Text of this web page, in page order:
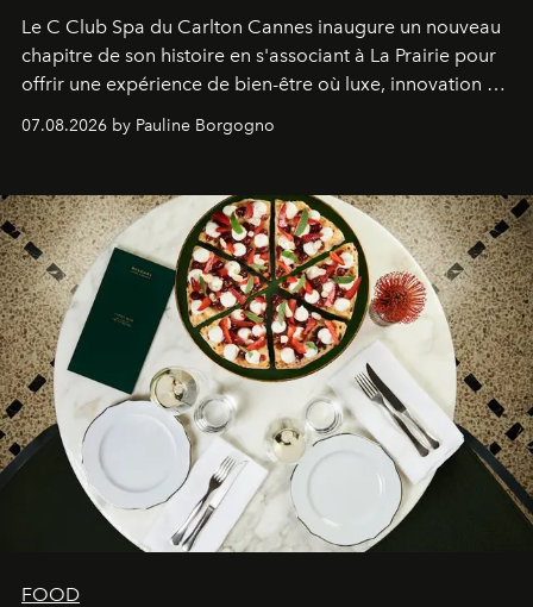
Le C Club Spa du Carlton Cannes inaugure un nouveau
chapitre de son histoire en s'associant à La Prairie pour
offrir une expérience de bien-être où luxe, innovation et
07.08.2026 by Pauline Borgogno
FOOD